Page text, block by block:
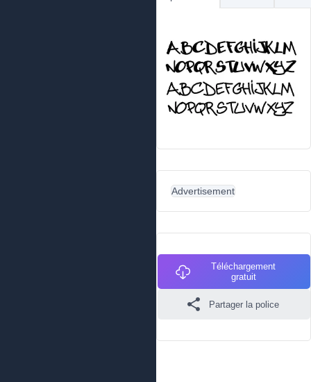
Advertisement
Téléchargement
gratuit
Partager la police